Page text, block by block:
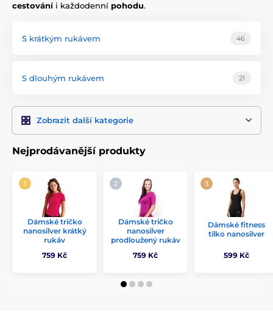
cestováníi každodenní pohodu.
S krátkým rukávem 46
S dlouhým rukávem 21
Zobrazit další kategorie
Nejprodávanější produkty
Dámské tričko
nanosilver krátký
rukáv
759 Kč
Dámské tričko
nanosilver
prodloužený rukáv
759 Kč
Dámské fitness
tílko nanosilver
599 Kč